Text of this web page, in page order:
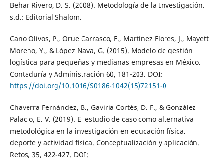
Behar Rivero, D. S. (2008). Metodología de la Investigación.
s.d.: Editorial Shalom.
Cano Olivos, P., Orue Carrasco, F., Martínez Flores, J., Mayett
Moreno, Y., & López Nava, G. (2015). Modelo de gestión
logística para pequeñas y medianas empresas en México.
Contaduría y Administración 60, 181-203. DOI:
https://doi.org/10.1016/S0186-1042(15)72151-0
Chaverra Fernández, B., Gaviria Cortés, D. F., & González
Palacio, E. V. (2019). El estudio de caso como alternativa
metodológica en la investigación en educación física,
deporte y actividad física. Conceptualización y aplicación.
Retos, 35, 422-427. DOI: